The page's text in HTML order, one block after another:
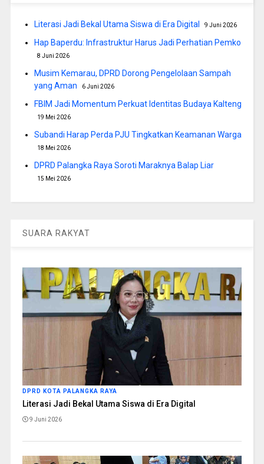
Literasi Jadi Bekal Utama Siswa di Era Digital 9 Juni 2026
Hap Baperdu: Infrastruktur Harus Jadi Perhatian Pemko
8 Juni 2026
Musim Kemarau, DPRD Dorong Pengelolaan Sampah
yang Aman
6 Juni 2026
FBIM Jadi Momentum Perkuat Identitas Budaya Kalteng
19 Mei 2026
Subandi Harap Perda PJU Tingkatkan Keamanan Warga
18 Mei 2026
DPRD Palangka Raya Soroti Maraknya Balap Liar
15 Mei 2026
SUARA RAKYAT
DPRD KOTA PALANGKA RAYA
Literasi Jadi Bekal Utama Siswa di Era Digital
9 Juni 2026